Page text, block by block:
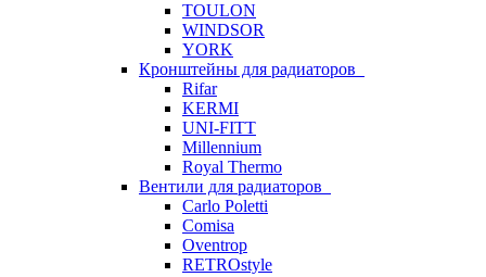
TOULON
WINDSOR
YORK
Кронштейны для радиаторов
Rifar
KERMI
UNI-FITT
Millennium
Royal Thermo
Вентили для радиаторов
Carlo Poletti
Comisa
Oventrop
RETROstyle